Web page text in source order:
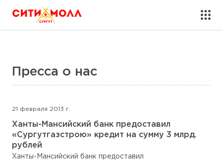
Пресса о нас
21 февраля 2013 г.
Ханты-Мансийский банк предоставил
«Сургутгазстрою» кредит на сумму 3 млрд.
рублей
Ханты-Мансийский банк предоставил